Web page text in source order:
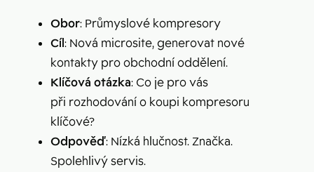
Obor: Průmyslové kompresory
Cíl: Nová microsite, generovat nové
kontakty pro obchodní oddělení.
Klíčová otázka: Co je pro vás
při rozhodování o koupi kompresoru
klíčové?
Odpověď: Nízká hlučnost. Značka.
Spolehlivý servis.